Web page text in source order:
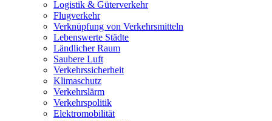
Logistik & Güterverkehr
Flugverkehr
Verknüpfung von Verkehrsmitteln
Lebenswerte Städte
Ländlicher Raum
Saubere Luft
Verkehrssicherheit
Klimaschutz
Verkehrslärm
Verkehrspolitik
Elektromobilität